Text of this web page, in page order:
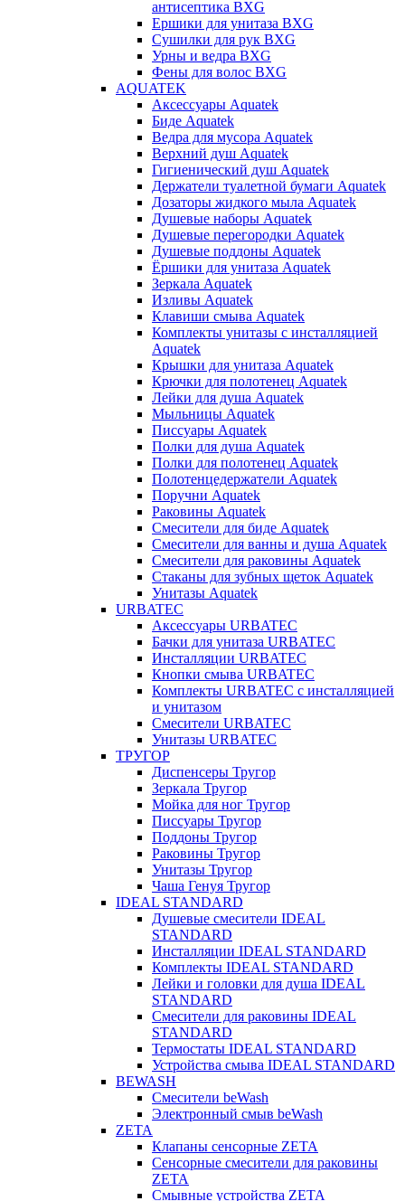
антисептика BXG
Ершики для унитаза BXG
Сушилки для рук BXG
Урны и ведра BXG
Фены для волос BXG
AQUATEK
Аксессуары Aquatek
Биде Aquatek
Ведра для мусора Aquatek
Верхний душ Aquatek
Гигиенический душ Aquatek
Держатели туалетной бумаги Aquatek
Дозаторы жидкого мыла Aquatek
Душевые наборы Aquatek
Душевые перегородки Aquatek
Душевые поддоны Aquatek
Ёршики для унитаза Aquatek
Зеркала Aquatek
Изливы Aquatek
Клавиши смыва Aquatek
Комплекты унитазы с инсталляцией
Aquatek
Крышки для унитаза Aquatek
Крючки для полотенец Aquatek
Лейки для душа Aquatek
Мыльницы Aquatek
Писсуары Aquatek
Полки для душа Aquatek
Полки для полотенец Aquatek
Полотенцедержатели Aquatek
Поручни Aquatek
Раковины Aquatek
Смесители для биде Aquatek
Смесители для ванны и душа Aquatek
Смесители для раковины Aquatek
Стаканы для зубных щеток Aquatek
Унитазы Aquatek
URBATEC
Аксессуары URBATEC
Бачки для унитаза URBATEC
Инсталляции URBATEC
Кнопки смыва URBATEC
Комплекты URBATEC с инсталляцией
и унитазом
Смесители URBATEC
Унитазы URBATEC
ТРУГОР
Диспенсеры Тругор
Зеркала Тругор
Мойка для ног Тругор
Писсуары Тругор
Поддоны Тругор
Раковины Тругор
Унитазы Тругор
Чаша Генуя Тругор
IDEAL STANDARD
Душевые смесители IDEAL
STANDARD
Инсталляции IDEAL STANDARD
Комплекты IDEAL STANDARD
Лейки и головки для душа IDEAL
STANDARD
Смесители для раковины IDEAL
STANDARD
Термостаты IDEAL STANDARD
Устройства смыва IDEAL STANDARD
BEWASH
Смесители beWash
Электронный смыв beWash
ZETA
Клапаны сенсорные ZETA
Сенсорные смесители для раковины
ZETA
Смывные устройства ZETA